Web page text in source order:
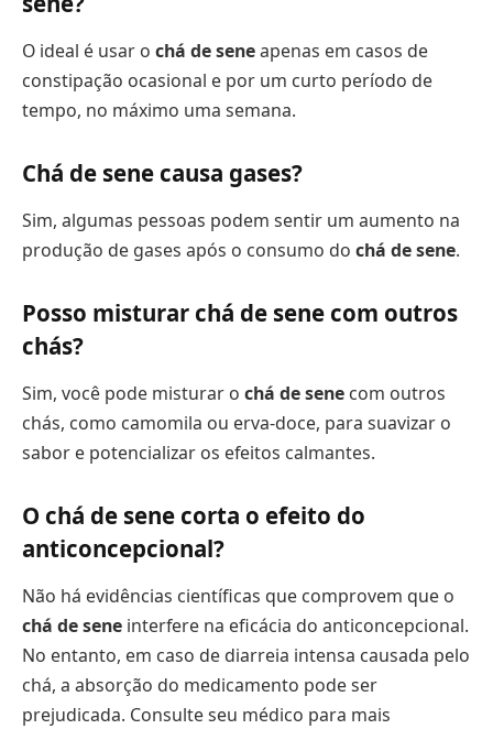
O ideal é usar o chá de seneapenas em casos de
constipação ocasional e por um curto período de
tempo, no máximo uma semana.
Chá de sene causa gases?
Sim, algumas pessoas podem sentir um aumento na
produção de gases após o consumo do chá de sene.
Posso misturar chá de sene com outros
chás?
Sim, você pode misturar o chá de sene com outros
chás, como camomila ou erva-doce, para suavizar o
sabor e potencializar os efeitos calmantes.
O chá de sene corta o efeito do
anticoncepcional?
Não há evidências científicas que comprovem que o
chá de sene interfere na eficácia do anticoncepcional.
No entanto, em caso de diarreia intensa causada pelo
chá, a absorção do medicamento pode ser
prejudicada. Consulte seu médico para mais